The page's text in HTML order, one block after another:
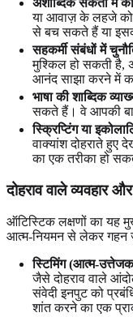
अशाब्दिक संकेतों में
या आवाज़ के लहजे
से बच सकते हैं या
सहकर्मी संबंधों में
मुश्किल हो सकती है,
आनंद साझा करने में
भाषा की शाब्दिक
सकते हैं। वे आपकी
स्क्रिप्टिंग या
वाक्यांश दोहराते
का एक तरीका हो
दोहराव वाले व्यवहार
ऑटिस्टिक लक्षणों का यह
आत्म-नियमन से लेकर गहन
स्टिमिंग (आत्म-उत्तेजक
जैसे दोहराव वाले
संवेदी इनपुट को
शांत करने का एक